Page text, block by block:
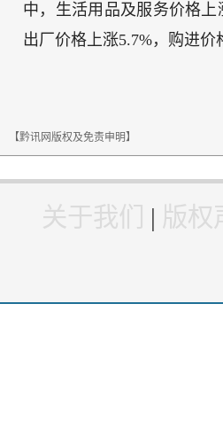
中，生活用品及服务价格上
出厂价格上涨5.7%，购进
【黔讯网版权及免责申明】
关于我们 | 版权